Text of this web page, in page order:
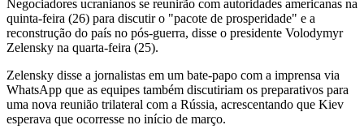
Negociadores ucranianos se reunirão com autoridades americanas na
quinta-feira (26) para discutir o "pacote de prosperidade" e a
reconstrução do país no pós-guerra, disse o presidente Volodymyr
Zelensky na quarta-feira (25).
Zelensky disse a jornalistas em um bate-papo com a imprensa via
WhatsApp que as equipes também discutiriam os preparativos para
uma nova reunião trilateral com a Rússia, acrescentando que Kiev
esperava que ocorresse no início de março.